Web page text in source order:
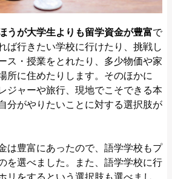
うが大学生よりも留学資金が豊富で
ば行きたい学校に行けたり、挑戦し
ス・授業をとれたり、多少物価や家
所に住めたりします。そのほかに
ジャーや旅行、現地でこそできる本
分がやりたいことに対する選択肢が
は豊富にあったので、語学学校もプ
を選べました。また、語学学校に行
リをするという選択肢も選べまし